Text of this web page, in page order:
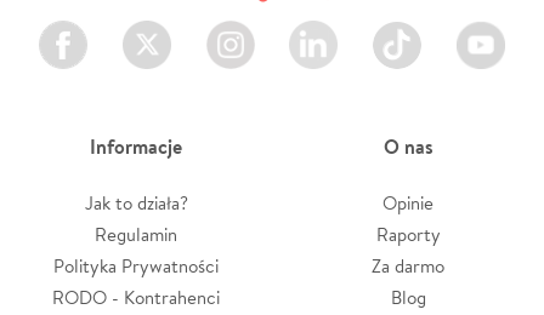
Facebook Twitter Instagram LinkedIn TikTok Youtube
Informacje
Jak to działa?
Regulamin
Polityka Prywatności
RODO - Kontrahenci
O nas
Opinie
Raporty
Za darmo
Blog